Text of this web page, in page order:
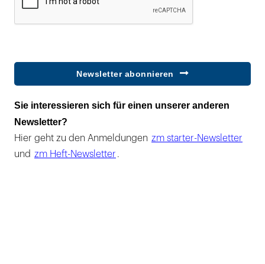
Newsletter abonnieren
Sie interessieren sich für einen unserer anderen
Newsletter?
Hier geht zu den Anmeldungen zm starter-Newsletter
und zm Heft-Newsletter .